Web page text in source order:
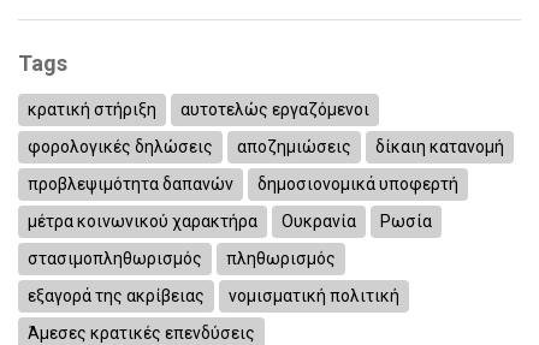
Tags
κρατική στήριξη
αυτοτελώς εργαζόμενοι
φορολογικές δηλώσεις
αποζημιώσεις
δίκαιη κατανομή
προβλεψιμότητα δαπανών
δημοσιονομικά υποφερτή
μέτρα κοινωνικού χαρακτήρα
Ουκρανία
Ρωσία
στασιμοπληθωρισμός
πληθωρισμός
εξαγορά της ακρίβειας
νομισματική πολιτική
Άμεσες κρατικές επενδύσεις